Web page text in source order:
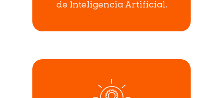
de Inteligencia Artificial.